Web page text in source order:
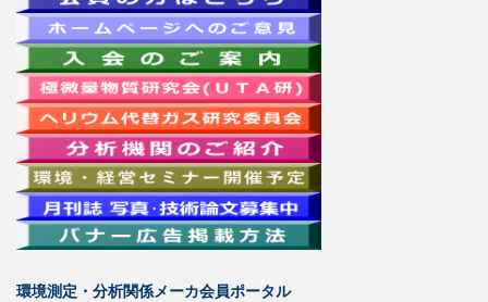
環境測定・分析関係メーカ会員ポータル